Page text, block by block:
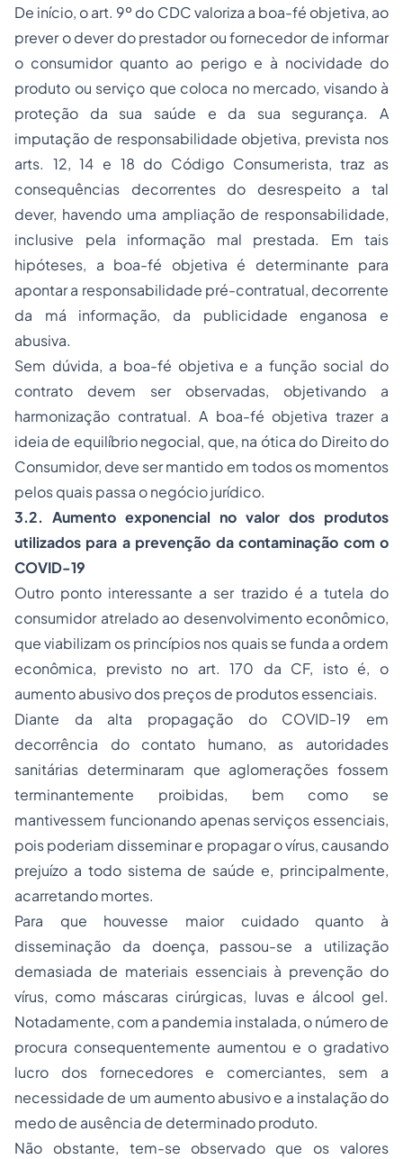
De início, o art. 9º do CDC valoriza a boa-fé objetiva, ao
prever o dever do prestador ou fornecedor de informar
o consumidor quanto ao perigo e à nocividade do
produto ou serviço que coloca no mercado, visando à
proteção da sua saúde e da sua segurança. A
imputação de responsabilidade objetiva, prevista nos
arts. 12, 14 e 18 do Código Consumerista, traz as
consequências decorrentes do desrespeito a tal
dever, havendo uma ampliação de responsabilidade,
inclusive pela informação mal prestada. Em tais
hipóteses, a boa-fé objetiva é determinante para
apontar a responsabilidade pré-contratual, decorrente
da má informação, da publicidade enganosa e
abusiva.
Sem dúvida, a boa-fé objetiva e a função social do
contrato devem ser observadas, objetivando a
harmonização contratual. A boa-fé objetiva trazer a
ideia de equilíbrio negocial, que, na ótica do Direito do
Consumidor, deve ser mantido em todos os momentos
pelos quais passa o negócio jurídico.
3.2. Aumento exponencial no valor dos produtos
utilizados para a prevenção da contaminação com o
COVID-19
Outro ponto interessante a ser trazido é a tutela do
consumidor atrelado ao desenvolvimento econômico,
que viabilizam os princípios nos quais se funda a ordem
econômica, previsto no art. 170 da CF, isto é, o
aumento abusivo dos preços de produtos essenciais.
Diante da alta propagação do COVID-19 em
decorrência do contato humano, as autoridades
sanitárias determinaram que aglomerações fossem
terminantemente proibidas, bem como se
mantivessem funcionando apenas serviços essenciais,
pois poderiam disseminar e propagar o vírus, causando
prejuízo a todo sistema de saúde e, principalmente,
acarretando mortes.
Para que houvesse maior cuidado quanto à
disseminação da doença, passou-se a utilização
demasiada de materiais essenciais à prevenção do
vírus, como máscaras cirúrgicas, luvas e álcool gel.
Notadamente, com a pandemia instalada, o número de
procura consequentemente aumentou e o gradativo
lucro dos fornecedores e comerciantes, sem a
necessidade de um aumento abusivo e a instalação do
medo de ausência de determinado produto.
Não obstante, tem-se observado que os valores